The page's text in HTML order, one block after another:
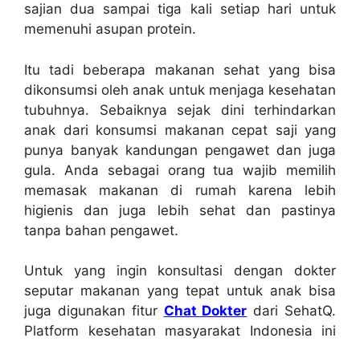
sajian dua sampai tiga kali setiap hari untuk
memenuhi asupan protein.
Itu tadi beberapa makanan sehat yang bisa
dikonsumsi oleh anak untuk menjaga kesehatan
tubuhnya. Sebaiknya sejak dini terhindarkan
anak dari konsumsi makanan cepat saji yang
punya banyak kandungan pengawet dan juga
gula. Anda sebagai orang tua wajib memilih
memasak makanan di rumah karena lebih
higienis dan juga lebih sehat dan pastinya
tanpa bahan pengawet.
Untuk yang ingin konsultasi dengan dokter
seputar makanan yang tepat untuk anak bisa
juga digunakan fitur Chat Dokter dari SehatQ.
Platform kesehatan masyarakat Indonesia ini